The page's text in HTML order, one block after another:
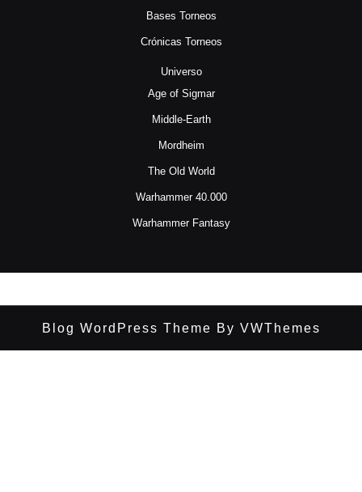
Bases Torneos
Crónicas Torneos
Universo
Age of Sigmar
Middle-Earth
Mordheim
The Old World
Warhammer 40.000
Warhammer Fantasy
Blog WordPress Theme By VWThemes